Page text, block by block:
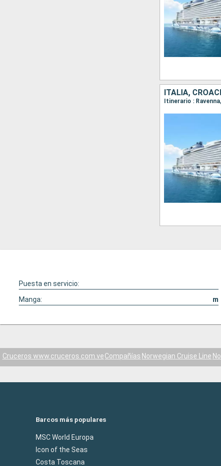
ITALIA,
Puesta en servicio:
Manga:
m
Cruceros www.cruceros.com.veCompañías Norwegian Cruise Line
Barcos más populares
MSC World Europa
Icon of the Seas
Costa Toscana